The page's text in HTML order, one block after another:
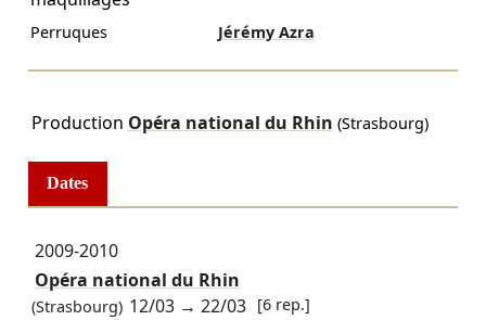
Perruques Jérémy Azra
Production Opéra national du Rhin (Strasbourg)
Dates
2009-2010
Opéra national du Rhin
(Strasbourg) 12/03 →22/03 [6 rep.]